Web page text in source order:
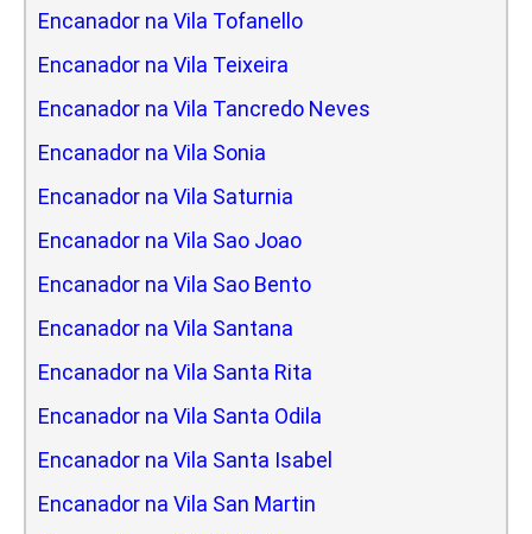
Encanador na Vila Tofanello
Encanador na Vila Teixeira
Encanador na Vila Tancredo Neves
Encanador na Vila Sonia
Encanador na Vila Saturnia
Encanador na Vila Sao Joao
Encanador na Vila Sao Bento
Encanador na Vila Santana
Encanador na Vila Santa Rita
Encanador na Vila Santa Odila
Encanador na Vila Santa Isabel
Encanador na Vila San Martin